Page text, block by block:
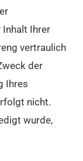
Ihrer
vertraulich
der
Ihres
nicht.
wurde,